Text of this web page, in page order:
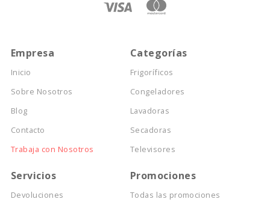
Empresa
Inicio
Sobre Nosotros
Blog
Contacto
Trabaja con Nosotros
Categorías
Frigoríficos
Congeladores
Lavadoras
Secadoras
Televisores
Servicios
Devoluciones
Promociones
Todas las promociones